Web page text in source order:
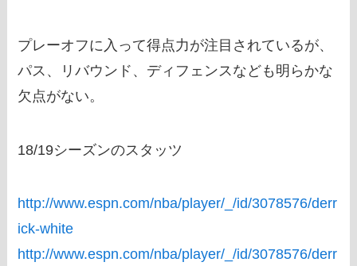
プレーオフに入って得点力が注目されているが、
パス、リバウンド、ディフェンスなども明らかな
欠点がない。
18/19シーズンのスタッツ
http://www.espn.com/nba/player/_/id/3078576/derr
ick-white
http://www.espn.com/nba/player/_/id/3078576/derr